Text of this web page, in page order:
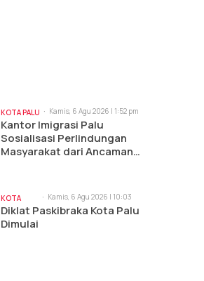
KOTA PALU Kamis, 6 Agu 2026 | 1:52 pm
Kantor Imigrasi Palu
Sosialisasi Perlindungan
Masyarakat dari Ancaman
KOTA
PALU
Kamis, 6 Agu 2026 | 10:03
am
Diklat Paskibraka Kota Palu
Dimulai